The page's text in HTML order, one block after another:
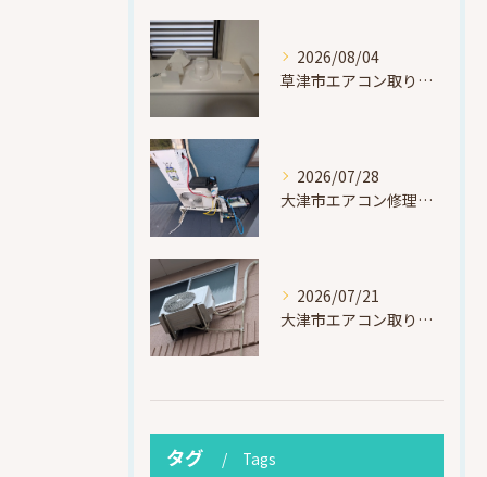
2026/08/04
草津市エアコン取り付け｜お客様取り外し済・化粧カバー再利用（ダイキン S225ATES・アウルコート草津）
2026/07/28
大津市エアコン修理｜冷媒漏れを特定！高所作業で東芝RAS-F221ARTを修理・ガスチャージ
2026/07/21
大津市エアコン取り付け｜他社で断られたマンション3階の壁面アングル高所作業（ハイセンス HA-J22H-W・プレジーオビワコ）
タグ Tags